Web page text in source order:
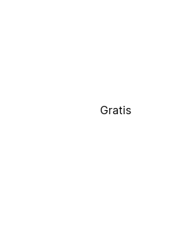
Gratis